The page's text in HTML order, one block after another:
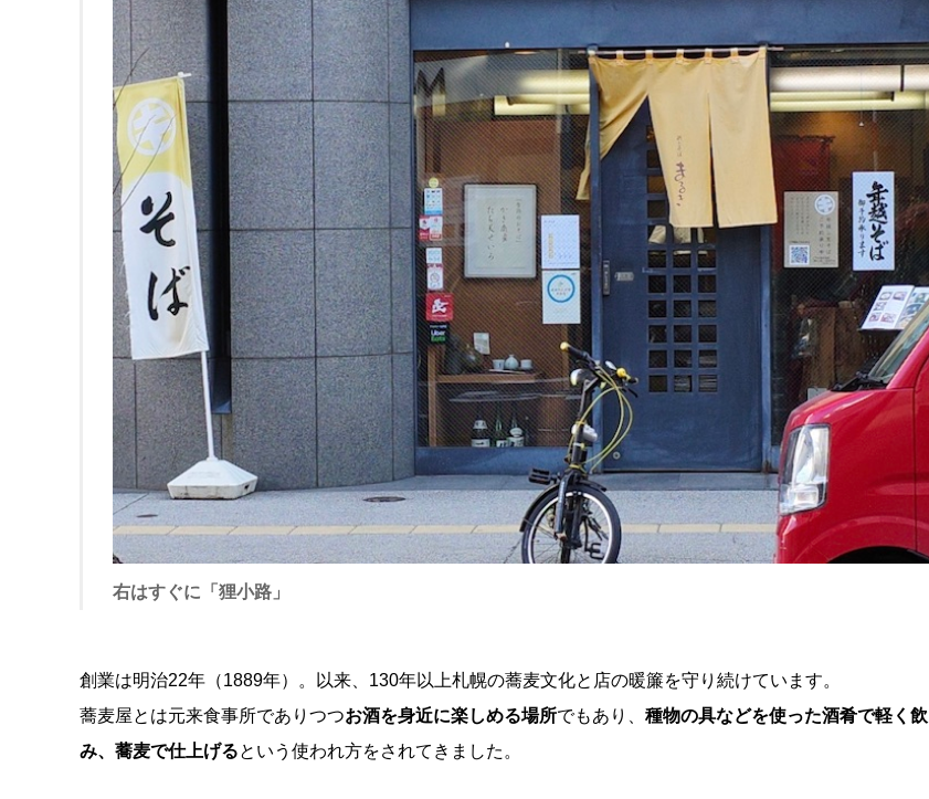
右はすぐに「狸小路」
創業は明治22年（1889年）。以来、130年以上札幌の蕎麦文化と店の暖簾を守り続けています。
蕎麦屋とは元来食事所でありつつお酒を身近に楽しめる場所でもあり、 種物の具などを使った酒肴で軽く飲
み、蕎麦で仕上げるという使われ方をされてきました。